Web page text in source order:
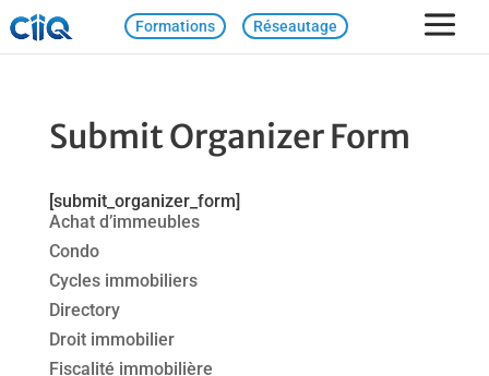
Formations Réseautage
Submit Organizer Form
[submit_organizer_form]
Achat d’immeubles
Condo
Cycles immobiliers
Directory
Droit immobilier
Fiscalité immobilière